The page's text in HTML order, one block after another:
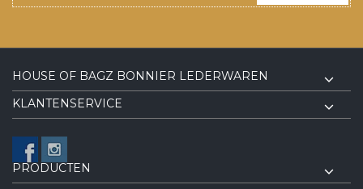
HOUSE OF BAGZ BONNIER LEDERWAREN
KLANTENSERVICE
PRODUCTEN